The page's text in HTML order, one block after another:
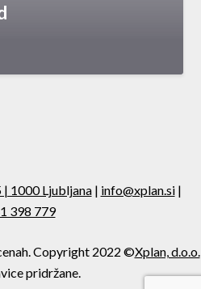
1000 Ljubljana| info@xplan.si|
398 779
Copyright 2022 ©Xplan, d.o.o.
pridržane.